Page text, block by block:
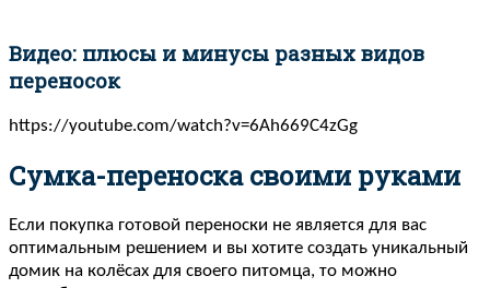
Видео: плюсы и минусы разных видов
переносок
https://youtube.com/watch?v=6Ah669C4zGg
Сумка-переноска своими руками
Если покупка готовой переноски не является для вас
оптимальным решением и вы хотите создать уникальный
домик на колёсах для своего питомца, то можно